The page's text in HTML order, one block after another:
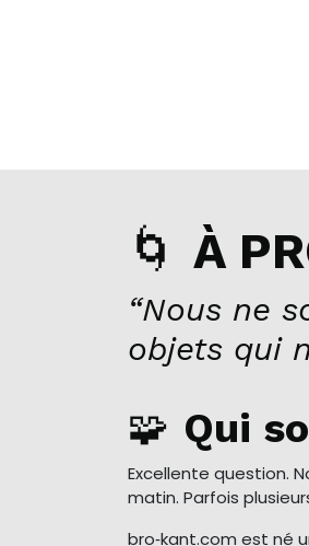
🌀 À
“Nous ne
objets qui
🧩 Qui
Excellente question.
matin. Parfois
bro‑kant.com est né